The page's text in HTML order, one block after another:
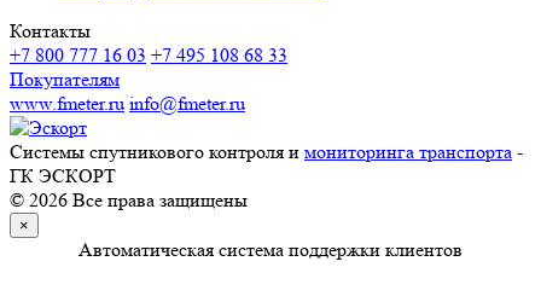
Контакты
+7 800 777 16 03 +7 495 108 68 33
Покупателям
www.fmeter.ru info@fmeter.ru
Системы спутникового контроля и мониторинга транспорта -
ГК ЭСКОРТ
© 2026 Все права защищены
×
Автоматическая система поддержки клиентов